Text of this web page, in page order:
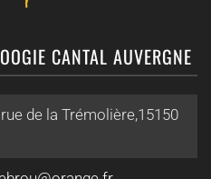
CANTAL AUVERGNE
de la Trémolière,15150